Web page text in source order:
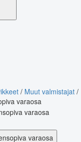
/ Muut valmistajat /
varaosa